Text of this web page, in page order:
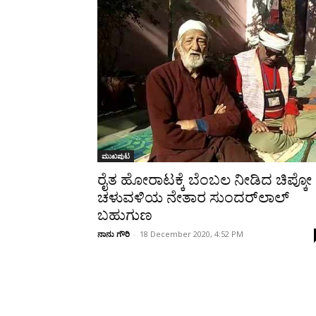
ಮುಖಪುಟ
ರೈತ ಹೋರಾಟಕ್ಕೆ ಬೆಂಬಲ ನೀಡಿದ ಚಿಪ್ಕೋ
ಚಳುವಳಿಯ ನೇತಾರ ಸುಂದರ್‌ಲಾಲ್
ಬಹುಗುಣ
ನಾನು ಗೌರಿ - 18 December 2020, 4:52 PM